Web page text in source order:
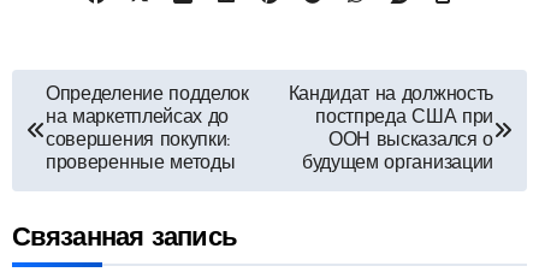
Навигация
по
записям
Определение подделок
на маркетплейсах до
совершения покупки:
проверенные методы
Кандидат на должность
постпреда США при
ООН высказался о
будущем организации
Связанная запись